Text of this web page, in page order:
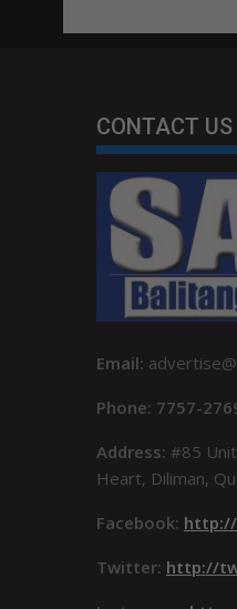
CONTACT US
Email:
Phone: 7757-
Address: #85 Unit
Heart, Diliman,
Facebook:
Twitter: http://